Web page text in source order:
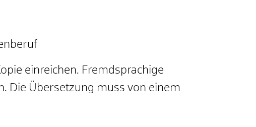
einreichen. Fremdsprachige
Die Übersetzung muss von einem